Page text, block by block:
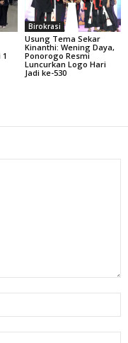
Birokrasi
Usung Tema Sekar
Kinanthi: Wening Daya,
Ponorogo Resmi
Luncurkan Logo Hari
Jadi ke-530